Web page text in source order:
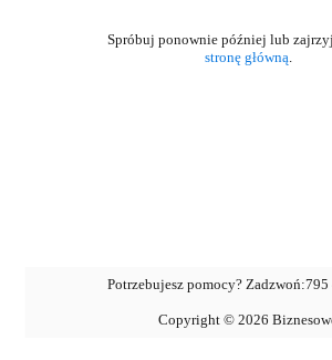
stronę główną.
Potrzebujesz pomocy? Zadzwoń:795
Copyright © 2026